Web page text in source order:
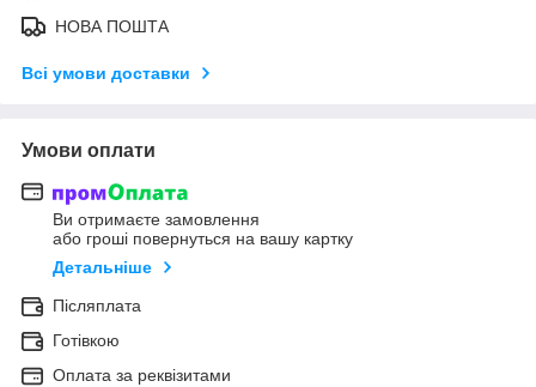
НОВА ПОШТА
Всі умови доставки
Умови оплати
Ви отримаєте замовлення
або гроші повернуться на вашу картку
Детальніше
Післяплата
Готівкою
Оплата за реквізитами